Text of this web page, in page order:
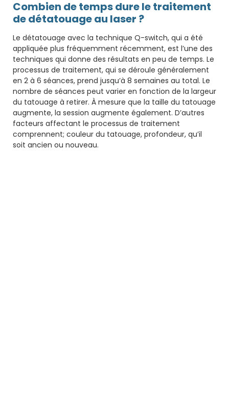
Combien de temps dure le traitement
de détatouage au laser ?
Le détatouage avec la technique Q-switch, qui a été
appliquée plus fréquemment récemment, est l’une des
techniques qui donne des résultats en peu de temps. Le
processus de traitement, qui se déroule généralement
en 2 à 6 séances, prend jusqu’à 8 semaines au total. Le
nombre de séances peut varier en fonction de la largeur
du tatouage à retirer. À mesure que la taille du tatouage
augmente, la session augmente également. D’autres
facteurs affectant le processus de traitement
comprennent; couleur du tatouage, profondeur, qu’il
soit ancien ou nouveau.